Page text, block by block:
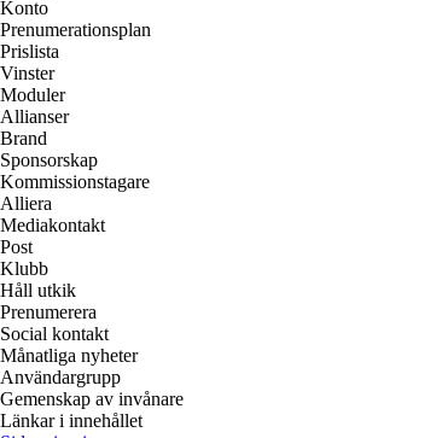
Konto
Prenumerationsplan
Prislista
Vinster
Moduler
Allianser
Brand
Sponsorskap
Kommissionstagare
Alliera
Mediakontakt
Post
Klubb
Håll utkik
Prenumerera
Social kontakt
Månatliga nyheter
Användargrupp
Gemenskap av invånare
Länkar i innehållet